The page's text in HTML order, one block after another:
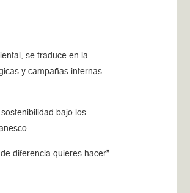
se traduce en la
y campañas internas
bajo los
diferencia quieres hacer”.